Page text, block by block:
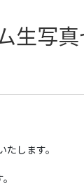
生写
します。